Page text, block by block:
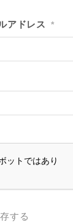
アドレス *
する